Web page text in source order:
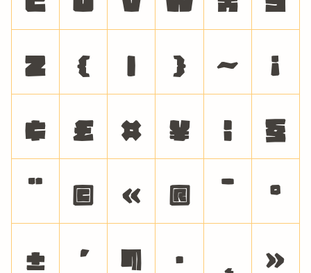
z
{ | } ~
¡
¢
£ ¤ ¥ ¦
§
¨
© « ® ¯
°
±
´ ¶ ·
»